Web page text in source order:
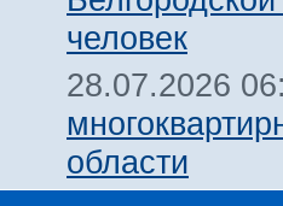
человек
28.07.2026
области